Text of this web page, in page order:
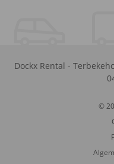
Dockx Rental -
©